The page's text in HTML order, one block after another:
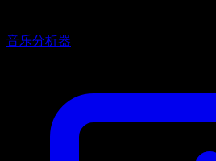
音乐分析器